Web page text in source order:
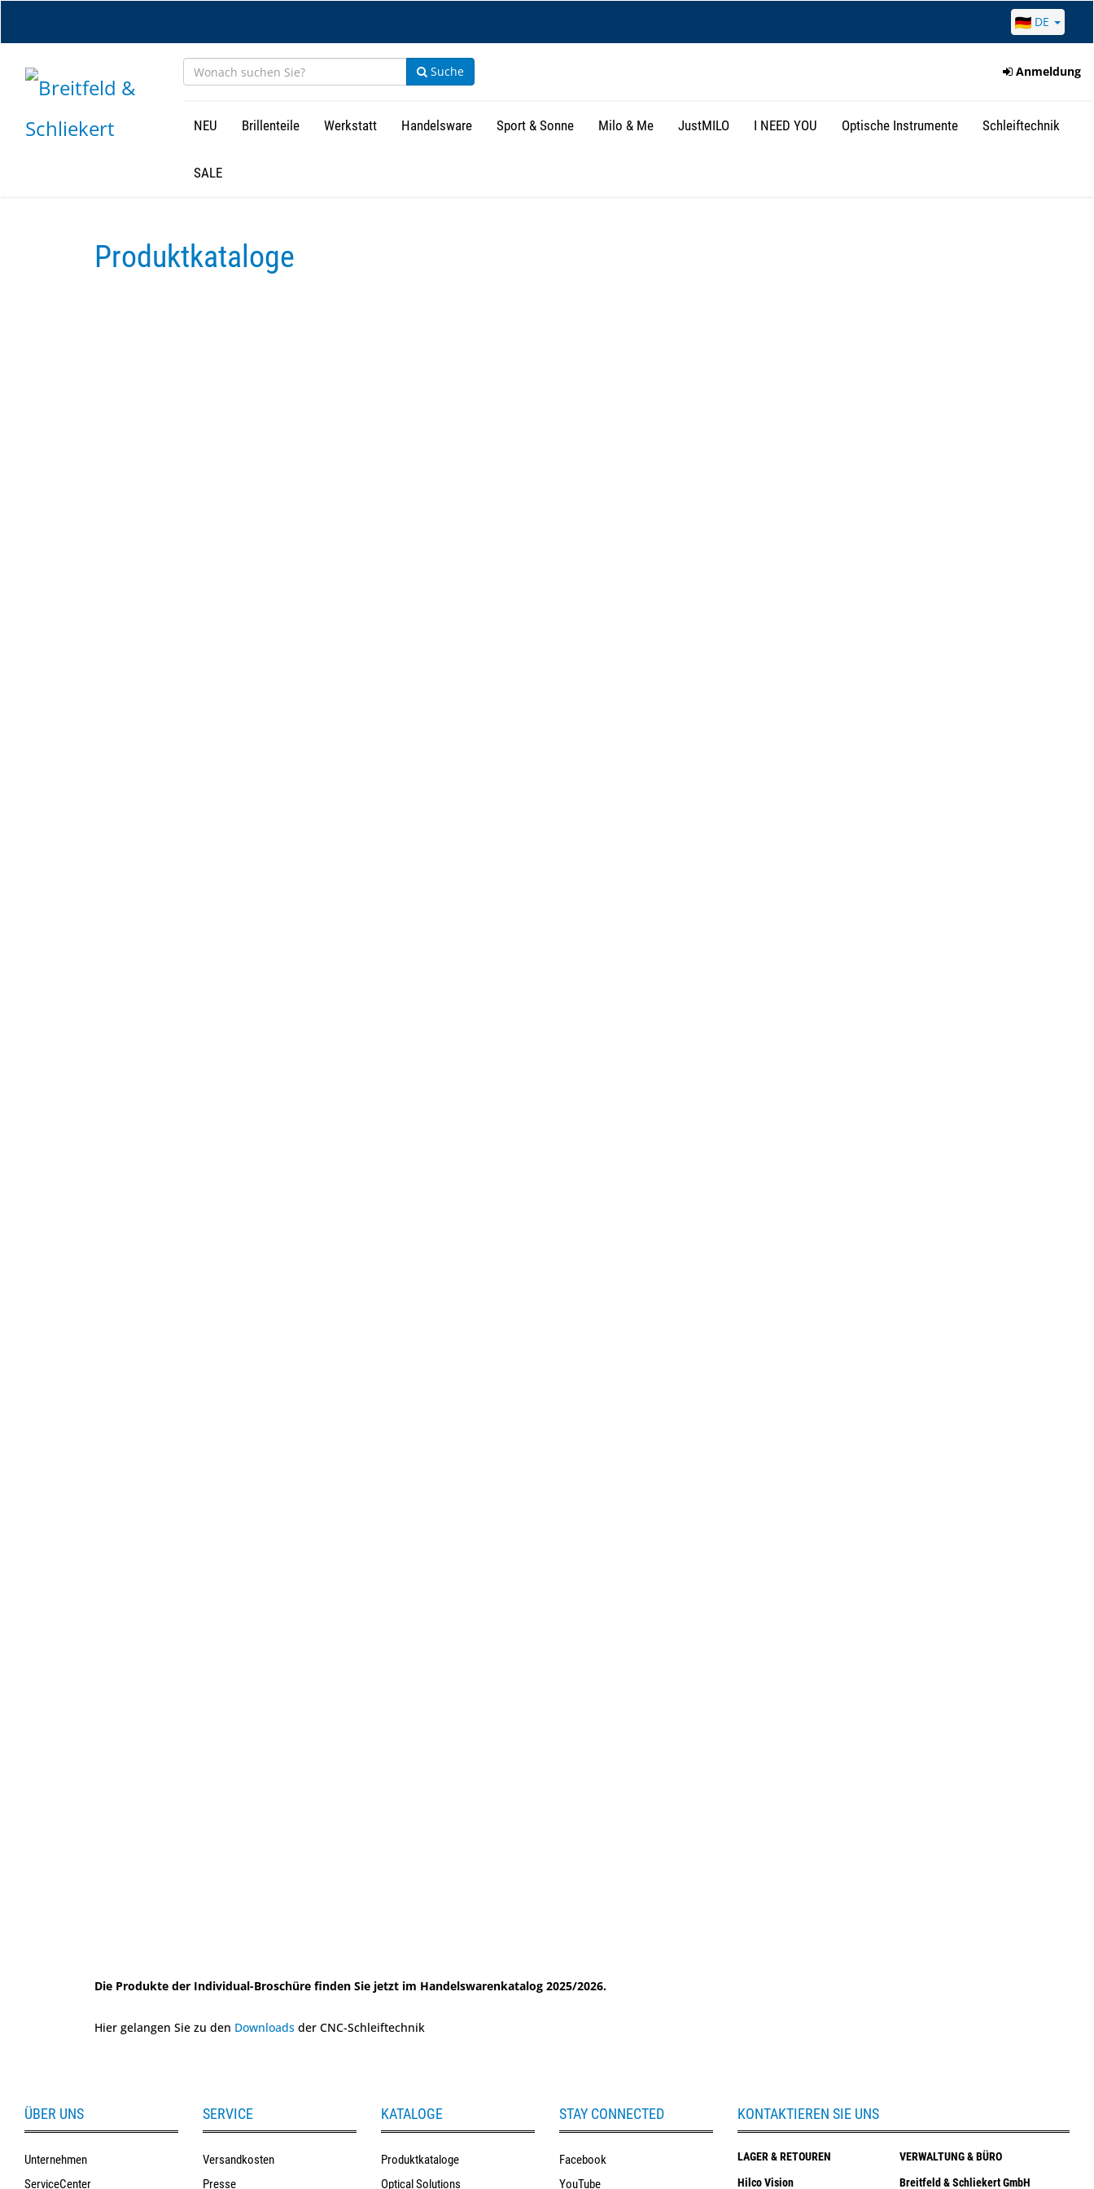
DE
Suche Anmeldung
NEU Brillenteile Werkstatt Handelsware Sport & Sonne Milo & Me JustMILO I NEED YOU Optische Instrumente Schleiftechnik
SALE
Produktkataloge
Die Produkte der Individual-Broschüre finden Sie jetzt im Handelswarenkatalog 2025/2026.
Hier gelangen Sie zu den Downloads der CNC-Schleiftechnik
ÜBER UNS
Unternehmen
ServiceCenter
SERVICE
Versandkosten
Presse
KATALOGE
Produktkataloge
Optical Solutions
STAY CONNECTED
Facebook
YouTube
KONTAKTIEREN SIE UNS
LAGER & RETOUREN
Hilco Vision
VERWALTUNG & BÜRO
Breitfeld & Schliekert GmbH